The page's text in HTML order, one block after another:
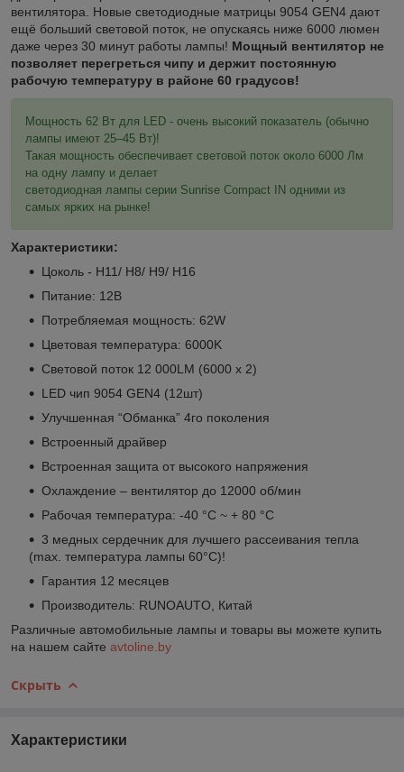
вентилятора. Новые светодиодные матрицы 9054 GEN4 дают
ещё больший световой поток, не опускаясь ниже 6000 люмен
даже через 30 минут работы лампы! Мощный вентилятор не
позволяет перегреться чипу и держит постоянную
рабочую температуру в районе 60 градусов!
Мощность 62 Вт для LED - очень высокий показатель (обычно
лампы имеют 25–45 Вт)!
Такая мощность обеспечивает световой поток около 6000 Лм
на одну лампу и делает
светодиодная лампы серии Sunrise Compact IN одними из
самых ярких на рынке!
Характеристики:
Цоколь - H11/ H8/ H9/ H16
Питание: 12В
Потребляемая мощность: 62W
Цветовая температура: 6000K
Световой поток 12 000LM (6000 х 2)
LED чип 9054 GEN4 (12шт)
Улучшенная “Обманка” 4го поколения
Встроенный драйвер
Встроенная защита от высокого напряжения
Охлаждение – вентилятор до 12000 об/мин
Рабочая температура: -40 °C ~ + 80 °C
3 медных сердечник для лучшего рассеивания тепла
(max. температура лампы 60°C)!
Гарантия 12 месяцев
Производитель: RUNOAUTO, Китай
Различные автомобильные лампы и товары вы можете купить
на нашем сайте avtoline.by
Скрыть
Характеристики